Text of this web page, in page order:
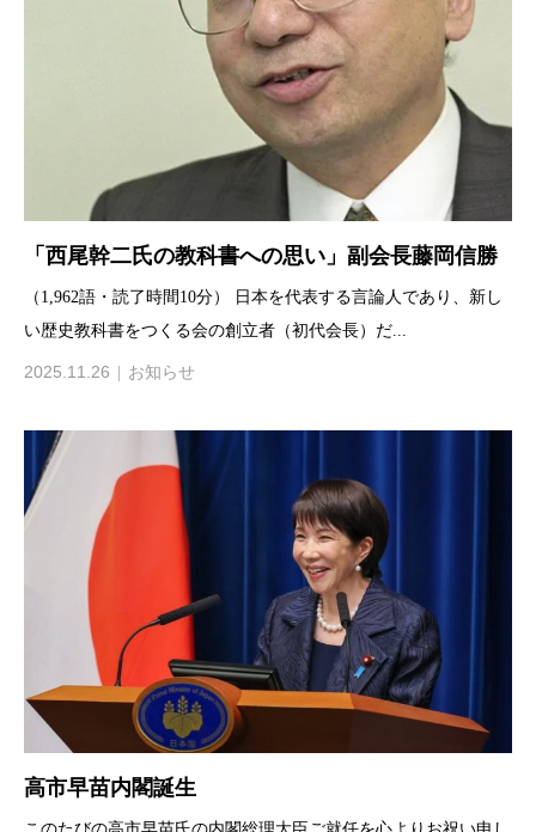
「西尾幹二氏の教科書への思い」副会長藤岡信勝
（1,962語・読了時間10分） 日本を代表する言論人であり、新し
い歴史教科書をつくる会の創立者（初代会長）だ...
2025.11.26 お知らせ
高市早苗内閣誕生